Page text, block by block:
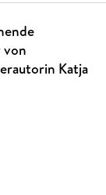
von
Katja